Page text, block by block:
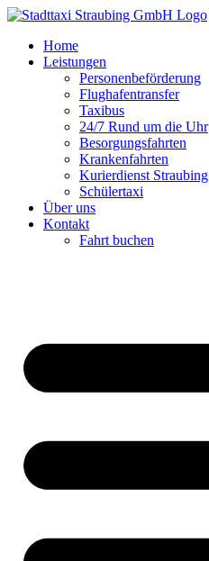
Zum
springenHome
Leistungen
Personenbeförderung
Flughafentransfer
Taxibus
24/7 Rund um die Uhr
Besorgungsfahrten
Krankenfahrten
Kurierdienst Straubing
Schülertaxi
Über uns
Kontakt
Fahrt buchen